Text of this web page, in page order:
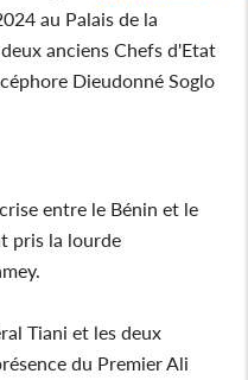
au Palais de la
anciens Chefs d'Etat
Dieudonné Soglo
entre le Bénin et le
pris la lourde
Tiani et les deux
du Premier Ali